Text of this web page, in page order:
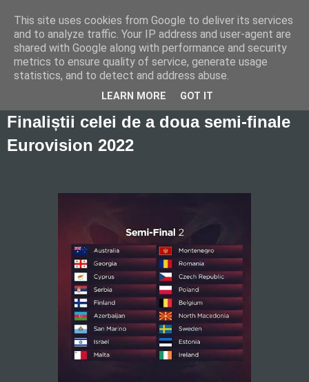
giovedì 12 maggio 2022
Finaliștii celei de a doua semi-finale
Eurovision 2022
This site uses cookies from Google to deliver its services
and to analyze traffic. Your IP address and user-agent are
shared with Google along with performance and security
metrics to ensure quality of service, generate usage
statistics, and to detect and address abuse.
LEARN MORE GOT IT